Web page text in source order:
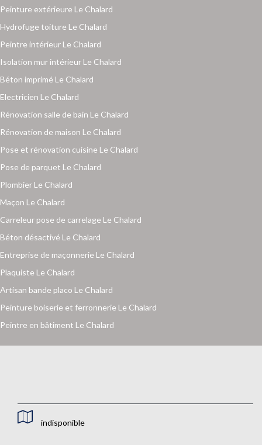
Peinture extérieure Le Chalard
Hydrofuge toiture Le Chalard
Peintre intérieur Le Chalard
Isolation mur intérieur Le Chalard
Béton imprimé Le Chalard
Electricien Le Chalard
Rénovation salle de bain Le Chalard
Rénovation de maison Le Chalard
Pose et rénovation cuisine Le Chalard
Pose de parquet Le Chalard
Plombier Le Chalard
Maçon Le Chalard
Carreleur pose de carrelage Le Chalard
Béton désactivé Le Chalard
Entreprise de maçonnerie Le Chalard
Plaquiste Le Chalard
Artisan bande placo Le Chalard
Peinture boiserie et ferronnerie Le Chalard
Peintre en bâtiment Le Chalard
indisponible